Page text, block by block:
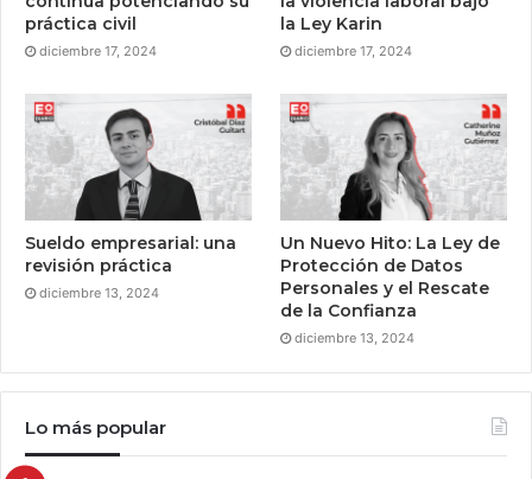
práctica civil
diciembre 17, 2024
la Ley Karin
diciembre 17, 2024
Sueldo empresarial: una
revisión práctica
diciembre 13, 2024
Un Nuevo Hito: La Ley de
Protección de Datos
Personales y el Rescate
de la Confianza
diciembre 13, 2024
Lo más popular